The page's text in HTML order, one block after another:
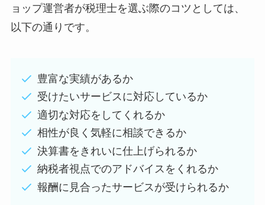
ョップ運営者が税理士を選ぶ際のコツとしては、
以下の通りです。
豊富な実績があるか
受けたいサービスに対応しているか
適切な対応をしてくれるか
相性が良く気軽に相談できるか
決算書をきれいに仕上げられるか
納税者視点でのアドバイスをくれるか
報酬に見合ったサービスが受けられるか